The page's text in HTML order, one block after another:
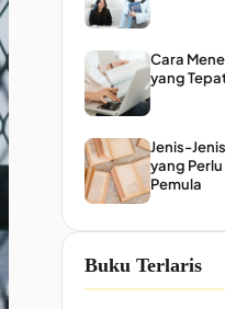
Cara
yang
Jenis-
yang
Pemula
Buku Terlaris